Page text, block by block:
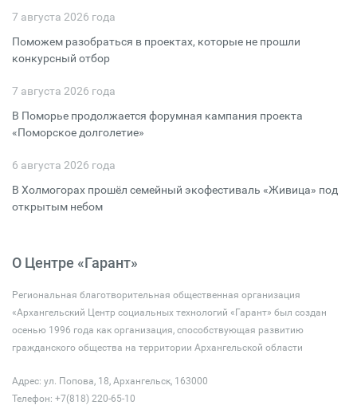
7 августа 2026 года
Поможем разобраться в проектах, которые не прошли
конкурсный отбор
7 августа 2026 года
В Поморье продолжается форумная кампания проекта
«Поморское долголетие»
6 августа 2026 года
В Холмогорах прошёл семейный экофестиваль «Живица» под
открытым небом
О Центре «Гарант»
Региональная благотворительная общественная организация
«Архангельский Центр социальных технологий «Гарант» был создан
осенью 1996 года как организация, способствующая развитию
гражданского общества на территории Архангельской области
Адрес: ул. Попова, 18, Архангельск, 163000
Телефон: +7(818) 220-65-10